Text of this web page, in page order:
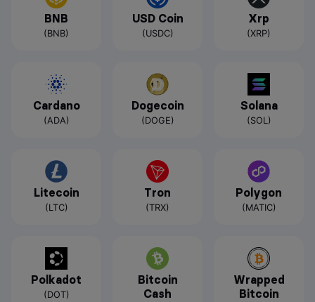
BNB
(BNB)
USD Coin
(USDC)
Xrp
(XRP)
Cardano
(ADA)
Dogecoin
(DOGE)
Solana
(SOL)
Litecoin
(LTC)
Tron
(TRX)
Polygon
(MATIC)
Polkadot
(DOT)
Bitcoin
Cash
Wrapped
Bitcoin